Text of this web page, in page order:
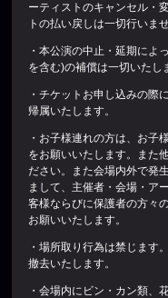
ーティストのキャンセル・
トの払い戻しは一切行いませ
・本公演の中止・延期によ
を含む)の補償は一切いたし
・チケットお申し込みの際
帰属いたします。
・お子様連れの方は、お子
をお願いいたします。また
ださい。また会場内外で発
まして、主催者・会場・ア
客様ならびに保護者の方々
お願いいたします。
・場所取り行為は禁じます
撤去いたします。
・会場内にビン・カン類、